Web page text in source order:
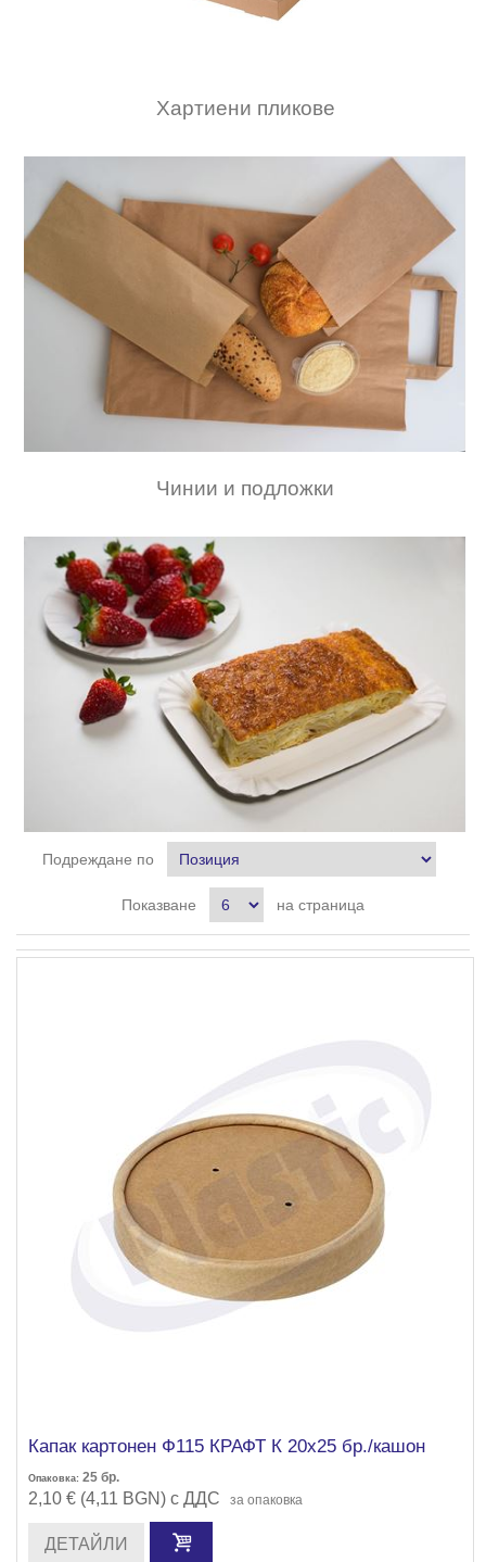
Хартиени пликове
Чинии и подложки
Подреждане по
Показване на страница
Капак картонен Ф115 КРАФТ К 20х25 бр./кашон
Опаковка: 25 бр.
2,10 € (4,11 BGN) с ДДС за опаковка
ДЕТАЙЛИ